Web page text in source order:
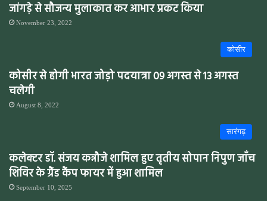
जांगड़े से सौजन्य मुलाकात कर आभार प्रकट किया
November 23, 2022
कोसीर
कोसीर से होगी भारत जोड़ो पदयात्रा 09 अगस्त से 13 अगस्त
चलेगी
August 8, 2022
सारंगढ़
कलेक्टर डॉ. संजय कन्नौजे शामिल हुए तृतीय सोपान निपुण जाँच
शिविर के ग्रैंड कैंप फायर में हुआ शामिल
September 10, 2025